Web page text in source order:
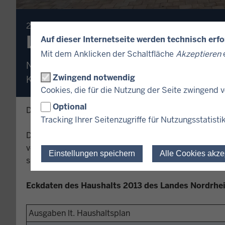
Auf dieser Internetseite werden technisch
Mit dem Anklicken der Schaltfläche Akzeptieren
Zwingend notwendig
Cookies, die für die Nutzung der Seite zwingend
Optional
Tracking Ihrer Seitenzugriffe für
Einstellungen speichern Alle Cookies
20.03.2013
Landtag beschließt
Neuverschuldung von 3,4 Milliarden Euro als
Kinderbetreuung, Bildung und Kommunen.
Der Landtag hat heute mit den Stimmen der rot-
Die Landesregierung hat damit den dritten Haushalt
vorgelegt und einen weiteren großen Schritt auf
sie in die Zukunft des Landes mit besserer
Eckdaten des Haushalts 2013 des Landes
Ausgaben lt. Haushaltsplan